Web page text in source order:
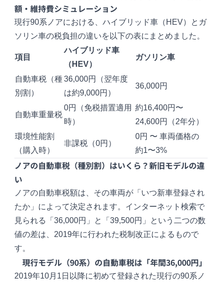
額・維持費シミュレーション
現行90系ノアにおける、ハイブリッド車（HEV）とガ
ソリン車の税負担の違いを以下の表にまとめました。
項目
ハイブリッド車
（HEV）
ガソリン車
自動車税（種
別割）
36,000円（翌年度
は約9,000円）
36,000円
自動車重量税
0円（免税措置適用
時）
約16,400円〜
24,600円（2年分）
環境性能割
（購入時）
非課税（0円）
0円 〜 車両価格の
約1〜3%
ノアの自動車税（種別割）はいくら？新旧モデルの違
い
ノアの自動車税額は、その車両が「いつ新車登録され
たか」によって決定されます。インターネット検索で
見られる「36,000円」と「39,500円」という二つの数
値の差は、2019年に行われた税制改正によるもので
す。
現行モデル（90系）の自動車税は「年間36,000円」
2019年10月1日以降に初めて登録された現行の90系ノ